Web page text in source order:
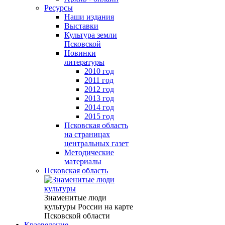
Ресурсы
Наши издания
Выставки
Культура земли
Псковской
Новинки
литературы
2010 год
2011 год
2012 год
2013 год
2014 год
2015 год
Псковская область
на страницах
центральных газет
Методические
материалы
Псковская область
Знаменитые люди
культуры России на карте
Псковской области